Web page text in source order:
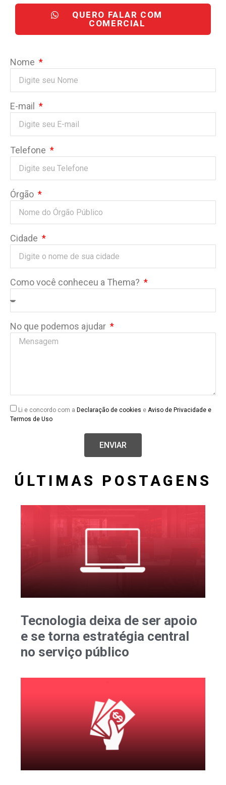
QUERO FALAR COM
COMERCIAL
Nome
E-mail
Telefone
Órgão
Cidade
Como você conheceu a Thema?
No que podemos ajudar
Li e concordo com a Declaração de cookies e Aviso de Privacidade e
Termos de Uso
ENVIAR
ÚLTIMAS POSTAGENS
Tecnologia deixa de ser apoio
e se torna estratégia central
no serviço público